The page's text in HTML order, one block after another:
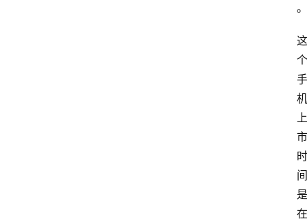
。
这
个
手
机
上
市
时
间
是
在